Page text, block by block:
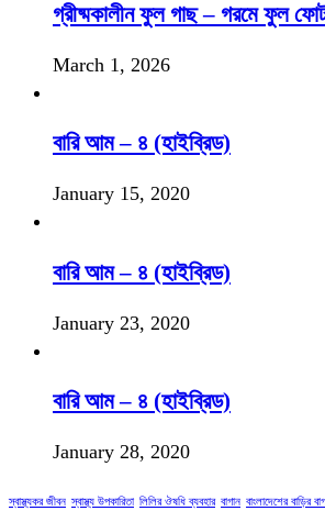
গ্রীষ্মকালীন ফুল গাছ – গরমে ফুল
March 1, 2026
বারি আম – ৪ (হাইব্রিড)
January 15, 2020
বারি আম – ৪ (হাইব্রিড)
January 23, 2020
বারি আম – ৪ (হাইব্রিড)
January 28, 2020
স্বাস্থ্যকর জীবন স্বাস্থ্য উপকারিতা লিলির ঔষধি ব্যবহার বাগান বাংলাদেশের